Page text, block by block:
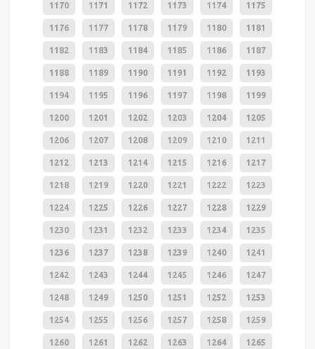
1170 1171 1172 1173 1174 1175
1176 1177 1178 1179 1180 1181
1182 1183 1184 1185 1186 1187
1188 1189 1190 1191 1192 1193
1194 1195 1196 1197 1198 1199
1200 1201 1202 1203 1204 1205
1206 1207 1208 1209 1210 1211
1212 1213 1214 1215 1216 1217
1218 1219 1220 1221 1222 1223
1224 1225 1226 1227 1228 1229
1230 1231 1232 1233 1234 1235
1236 1237 1238 1239 1240 1241
1242 1243 1244 1245 1246 1247
1248 1249 1250 1251 1252 1253
1254 1255 1256 1257 1258 1259
1260 1261 1262 1263 1264 1265